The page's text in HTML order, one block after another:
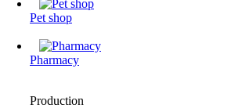
Pet shop
Pharmacy
Production